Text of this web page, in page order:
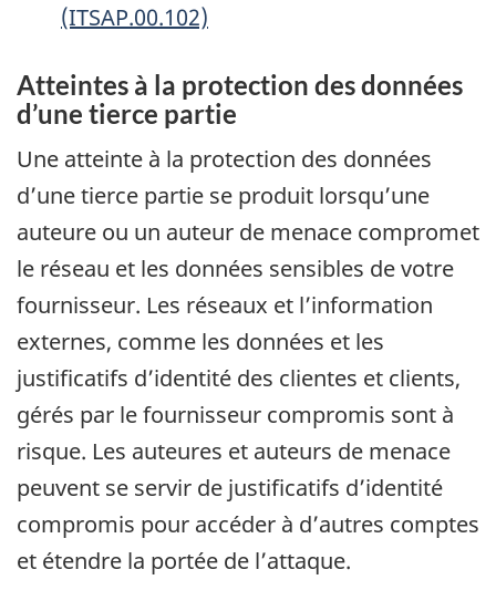
(ITSAP.00.102)
Atteintes à la protection des données
d’une tierce partie
Une atteinte à la protection des données
d’une tierce partie se produit lorsqu’une
auteure ou un auteur de menace compromet
le réseau et les données sensibles de votre
fournisseur. Les réseaux et l’information
externes, comme les données et les
justificatifs d’identité des clientes et clients,
gérés par le fournisseur compromis sont à
risque. Les auteures et auteurs de menace
peuvent se servir de justificatifs d’identité
compromis pour accéder à d’autres comptes
et étendre la portée de l’attaque.